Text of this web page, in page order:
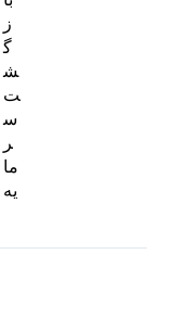
ز
گ
ش
ت
س
ر
ما
یه